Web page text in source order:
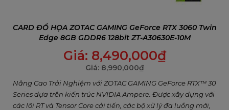
CARD ĐỒ HỌA ZOTAC GAMING GeForce RTX 3060 Twin
Edge 8GB GDDR6 128bit ZT-A30630E-10M
Giá: 8,490,000₫
Giá:8,990,000₫
Nâng Cao Trải Nghiệm với ZOTAC GAMING GeForce RTX™ 30
Series dựa trên kiến trúc NVIDIA Ampere. Được xây dựng với
các lõi RT và Tensor Core cải tiến, các bộ xử lý đa luồng mới,